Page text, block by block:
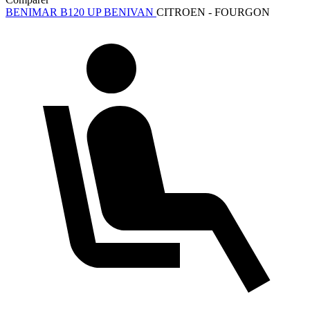
BENIMAR B120 UP BENIVAN CITROEN - FOURGON